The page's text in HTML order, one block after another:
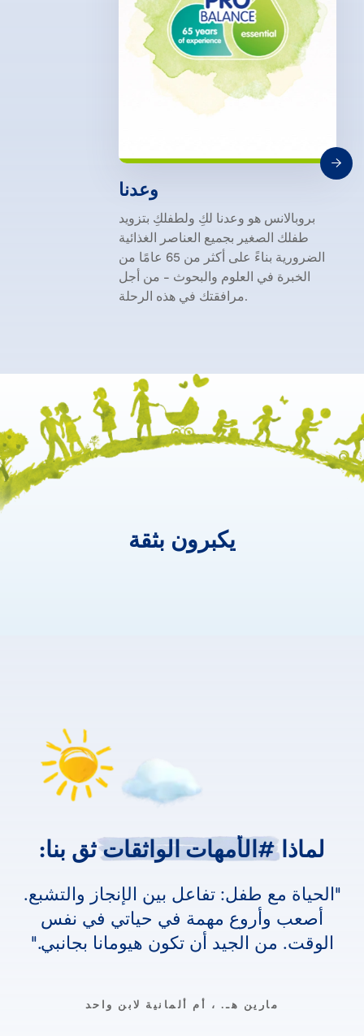
وعدنا
بروبالانس هو وعدنا لكِ ولطفلكِ بتزويد
طفلك الصغير بجميع العناصر الغذائية
الضرورية بناءً على أكثر من 65 عامًا من
الخبرة في العلوم والبحوث - من أجل
مرافقتك في هذه الرحلة.
يكبرون بثقة
لماذا #الأمهات الواثقات ثق بنا:
الحياة مع طفل: تفاعل بين الإنجاز والتشبع.
أصعب وأروع مهمة في حياتي في نفس
الوقت. من الجيد أن تكون هيومانا بجانبي.
مارين هـ. ، أم ألمانية لابن واحد